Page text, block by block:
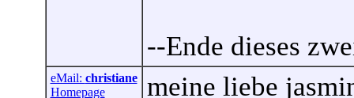
--Ende dieses
eMail: christiane
Homepage
meine liebe